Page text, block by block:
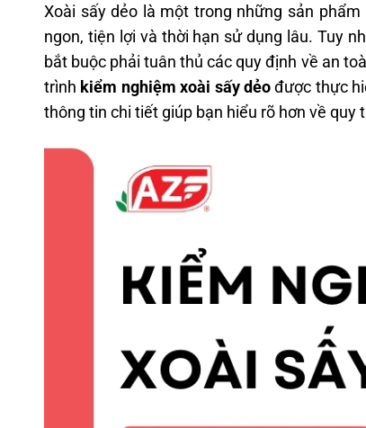
Xoài sấy dẻo là một trong những sản
ngon, tiện lợi và thời hạn sử dụng lâu. Tuy
bắt buộc phải tuân thủ các quy định về an
trình kiểm nghiệm xoài sấy dẻođược thực
thông tin chi tiết giúp bạn hiểu rõ hơn về quy